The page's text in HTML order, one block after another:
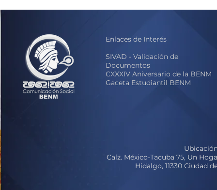
Enlaces de Interés
SIVAD - Validación de
Documentos
CXXXIV Aniversario de la BENM
Gaceta Estudiantil BENM
Calz. México-Tacuba 75, Un
Hidalgo, 11330 Ciudad